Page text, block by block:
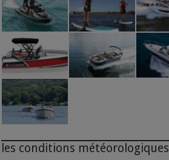
les conditions météorologiques